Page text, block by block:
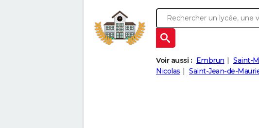
Voir aussi : Embrun Saint-
Nicolas
Saint-Jean-de-